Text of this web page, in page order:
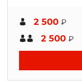
2 500 ₽
2 500 ₽